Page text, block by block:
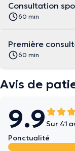
Consultation
60 min
Première
60 min
Avis de
9.9 Sur 41
Ponctualité